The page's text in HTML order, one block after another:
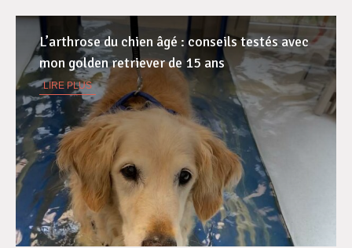
L’arthrose du chien âgé : conseils testés avec
mon golden retriever de 15 ans
LIRE PLUS